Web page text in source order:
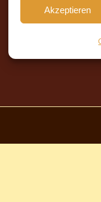
Akzeptieren